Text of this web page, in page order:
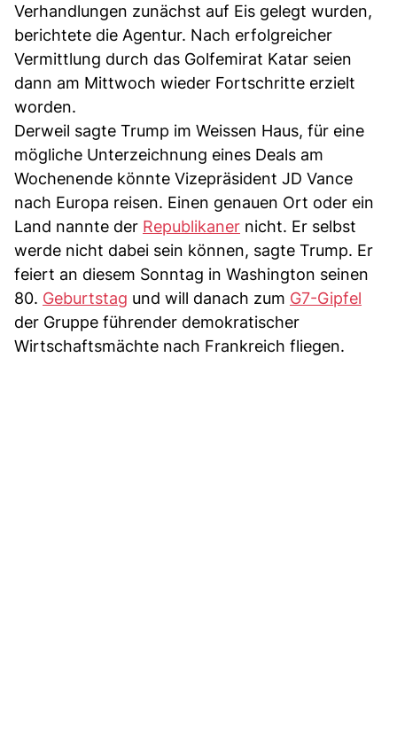
Verhandlungen zunächst auf Eis gelegt wurden,
berichtete die Agentur. Nach erfolgreicher
Vermittlung durch das Golfemirat Katar seien
dann am Mittwoch wieder Fortschritte erzielt
worden.
Derweil sagte Trump im Weissen Haus, für eine
mögliche Unterzeichnung eines Deals am
Wochenende könnte Vizepräsident JD Vance
nach Europa reisen. Einen genauen Ort oder ein
Land nannte der Republikaner nicht. Er selbst
werde nicht dabei sein können, sagte Trump. Er
feiert an diesem Sonntag in Washington seinen
80. Geburtstag und will danach zum G7-Gipfel
der Gruppe führender demokratischer
Wirtschaftsmächte nach Frankreich fliegen.